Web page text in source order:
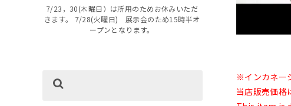
7/23，30(木曜日）は所用のためお休みいただ
きます。 7/28(火曜日) 展示会のため15時半オ
ープンとなります。
※インカネー
当店販売価格